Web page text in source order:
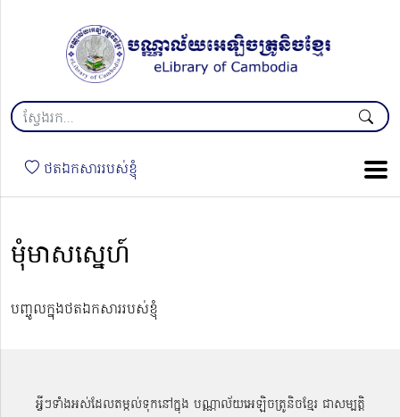
ថតឯកសាររបស់ខ្ញុំ
មុំមាសស្នេហ៍
បញ្ចូលក្នុងថតឯកសាររបស់ខ្ញុំ
អ្វីៗទាំងអស់ដែលតម្កល់ទុកនៅក្នុង បណ្ណាល័យអេឡិចត្រូនិចខ្មែរ ជាសម្បតិ្ត